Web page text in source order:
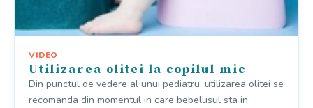
VIDEO
Utilizarea olitei la copilul mic
Din punctul de vedere al unui pediatru, utilizarea olitei se
recomanda din momentul in care bebelusul sta in